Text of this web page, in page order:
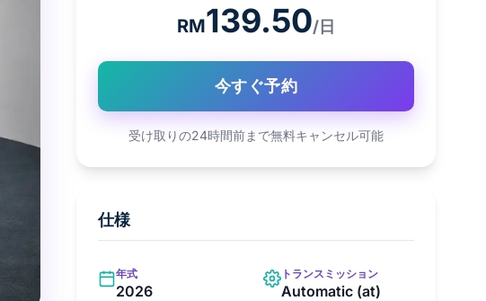
RM139.50/日
今すぐ予約
受け取りの24時間前まで無料キャンセル可能
仕様
年式
2026
トランスミッション
Automatic (at)